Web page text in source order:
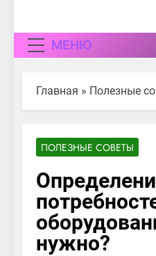
МЕНЮ
Главная » Полезные
ПОЛЕЗНЫЕ СОВЕТЫ
нужно?